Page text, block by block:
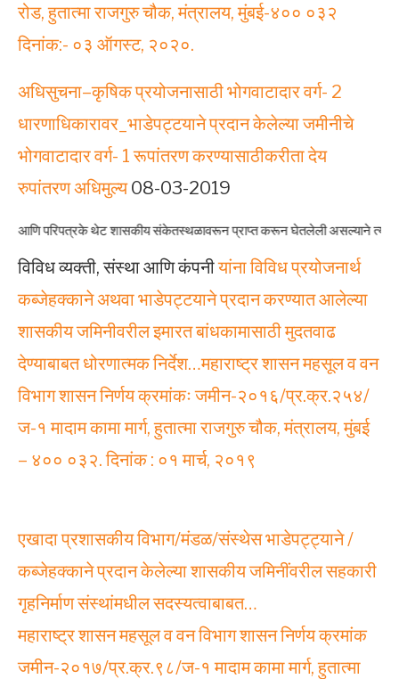
रोड, हुतात्मा राजगुरु चौक, मंत्रालय, मुंबई-४०० ०३२
दिनांक:- ०३ ऑगस्ट, २०२०.
अधिसुचना–कृषिक प्रयोजनासाठी भोगवाटादार वर्ग- 2
धारणाधिकारावर_भाडेपट्टयाने प्रदान केलेल्या जमीनीचे
भोगवाटादार वर्ग- 1 रूपांतरण करण्यासाठीकरीता देय
रुपांतरण अधिमुल्य08-03-2019
थेट शासकीय संकेतस्थळावरून प्राप्त करून घेतलेली असल्याने त्यात कोणताही बदल
विविध व्यक्ती, संस्था आणि कंपनीयांना विविध प्रयोजनार्थ
कब्जेहक्काने अथवा भाडेपट्टयाने प्रदान करण्यात आलेल्या
शासकीय जमिनीवरील इमारत बांधकामासाठी मुदतवाढ
देण्याबाबत धोरणात्मक निर्देश…महाराष्ट्र शासन महसूल व वन
विभाग शासन निर्णय क्रमांकः जमीन-२०१६/प्र.क्र.२५४/
ज-१ मादाम कामा मार्ग, हुतात्मा राजगुरु चौक, मंत्रालय, मुंबई
– ४०० ०३२. दिनांक : ०१ मार्च, २०१९
एखादा प्रशासकीय विभाग/मंडळ/संस्थेस भाडेपट्ट्याने /
कब्जेहक्काने प्रदान केलेल्या शासकीय जमिनींवरील सहकारी
गृहनिर्माण संस्थांमधील सदस्यत्वाबाबत…
महाराष्ट्र शासन महसूल व वन विभाग शासन निर्णय क्रमांक
जमीन-२०१७/प्र.क्र.९८/ज-१ मादाम कामा मार्ग, हुतात्मा